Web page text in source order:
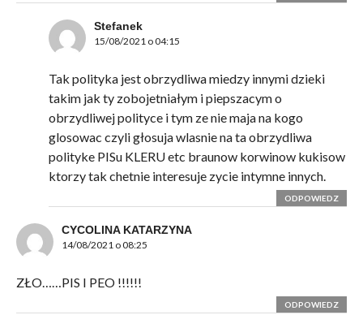
Stefanek
15/08/2021 o 04:15
Tak polityka jest obrzydliwa miedzy innymi dzieki
takim jak ty zobojetniałym i piepszacym o
obrzydliwej polityce i tym ze nie maja na kogo
glosowac czyli głosuja wlasnie na ta obrzydliwa
polityke PISu KLERU etc braunow korwinow kukisow
ktorzy tak chetnie interesuje zycie intymne innych.
ODPOWIEDZ
CYCOLINA KATARZYNA
14/08/2021 o 08:25
ZŁO……PIS I PEO !!!!!!
ODPOWIEDZ